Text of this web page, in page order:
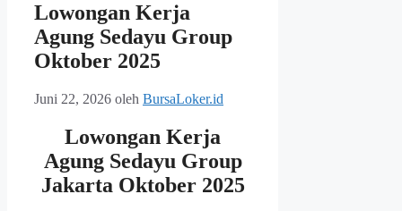
Lowongan Kerja
Agung Sedayu Group
Oktober 2025
Juni 22, 2026 oleh BursaLoker.id
Lowongan Kerja
Agung Sedayu Group
Jakarta Oktober 2025